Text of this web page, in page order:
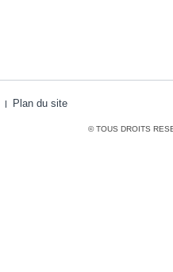
Plan du site
© TOUS DROITS